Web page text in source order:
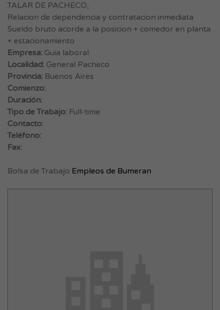
TALAR DE PACHECO,
Relacion de dependencia y contratacion inmediata
Sueldo bruto acorde a la posicion + comedor en planta
+ estacionamiento
Empresa: Guia laboral
Localidad: General Pacheco
Provincia: Buenos Aires
Comienzo:
Duración:
Tipo de Trabajo: Full-time
Contacto:
Teléfono:
Fax:
Bolsa de Trabajo Empleos de Bumeran